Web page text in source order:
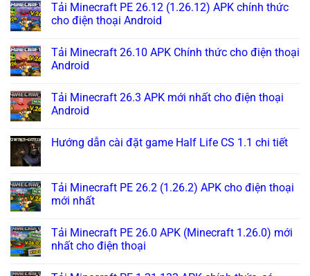
Tải Minecraft PE 26.12 (1.26.12) APK chính thức
cho điện thoại Android
Tải Minecraft 26.10 APK Chính thức cho điện thoại
Android
Tải Minecraft 26.3 APK mới nhất cho điện thoại
Android
Hướng dẫn cài đặt game Half Life CS 1.1 chi tiết
Tải Minecraft PE 26.2 (1.26.2) APK cho điện thoại
mới nhất
Tải Minecraft PE 26.0 APK (Minecraft 1.26.0) mới
nhất cho điện thoại